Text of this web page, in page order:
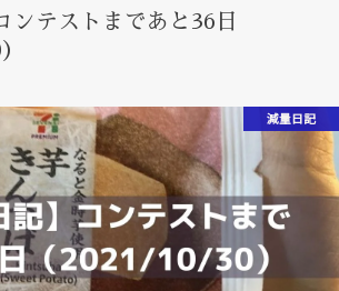
ンテストまであと36日
減量日記